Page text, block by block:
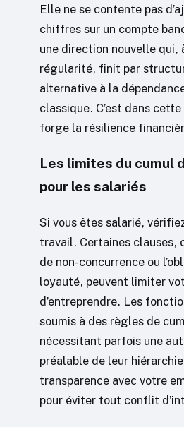
Elle ne se contente pas
chiffres sur un compte
une direction nouvelle qui,
régularité, finit par
alternative à la
classique. C’est dans
forge la résilience
Les limites du cumul
pour les salariés
Si vous êtes salarié,
travail. Certaines clauses,
de non-concurrence ou
loyauté, peuvent limiter
d’entreprendre. Les
soumis à des règles de
nécessitant parfois une
préalable de leur
transparence avec votre
pour éviter tout conflit